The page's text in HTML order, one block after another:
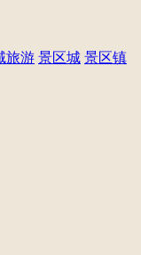
旅游 景区城 景区镇